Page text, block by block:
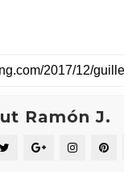
Ramón J.